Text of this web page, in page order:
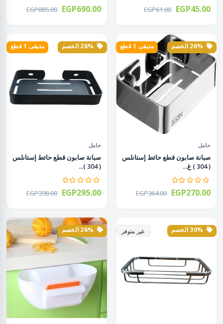
EGP61.00 EGP45.00
EGP885.00 EGP690.00
متبقى 1 قطع
حامل
صبانة صابون قطع حائط إستانلس
( 304 ) غ...
EGP364.00 EGP270.00
متبقى 1 قطع
حامل
صبانة صابون قطع حائط إستانلس
( 304 )...
EGP398.00 EGP295.00
غير متوفر